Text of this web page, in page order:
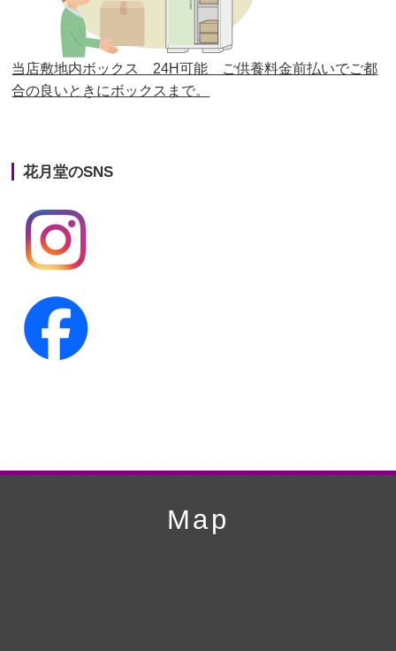
第24回人形供養祭 平成27年11月27日
第23回人形供養祭平成26年12月5日
第22回人形供養祭平成26年4月28日
第20回人形供養祭
第19回人形供養祭
第18回人形供養祭
第16回人形供養祭
第15回人形供養祭
第12回人形供養祭平成22年3月9日
平成21年12月4日
当店敷地内ボックス 24H可能 ご供養料金前払いでご都
合の良いときにボックスまで。
花月堂のSNS
Map